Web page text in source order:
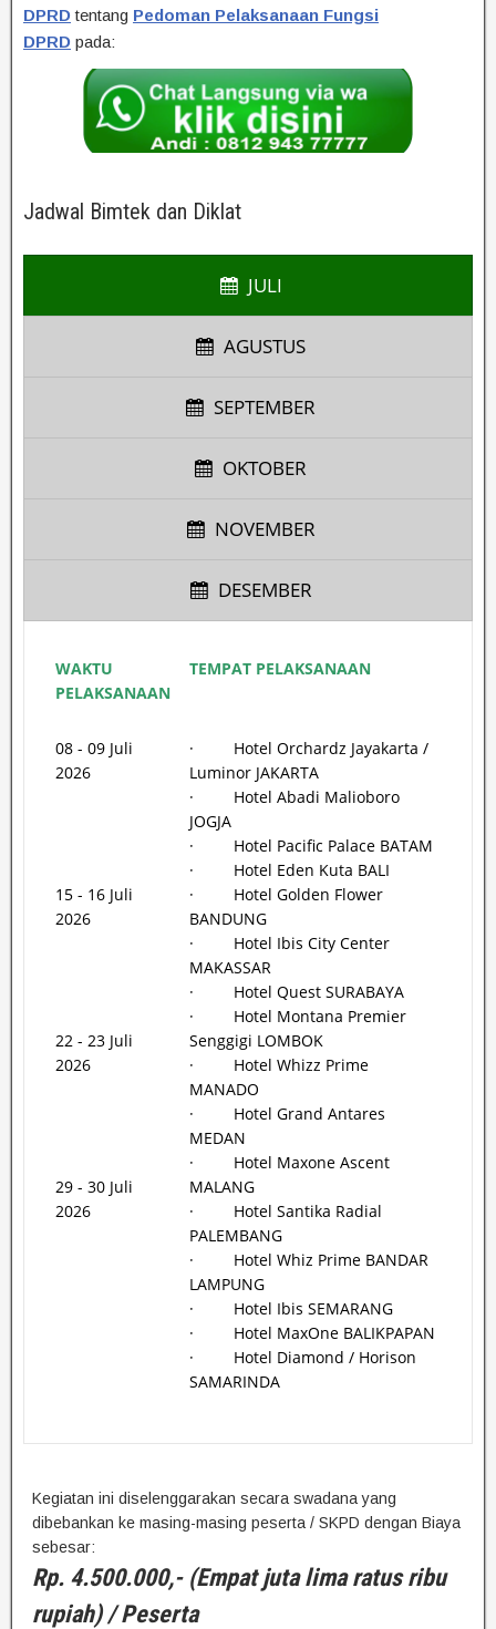
DPRD tentang Pedoman Pelaksanaan Fungsi
DPRD pada:
Jadwal Bimtek dan Diklat
JULI
AGUSTUS
SEPTEMBER
OKTOBER
NOVEMBER
DESEMBER
WAKTU
PELAKSANAAN
TEMPAT PELAKSANAAN
08 - 09 Juli
2026
15 - 16 Juli
2026
22 - 23 Juli
2026
29 - 30 Juli
2026
· Hotel Orchardz Jayakarta /
Luminor JAKARTA
· Hotel Abadi Malioboro
JOGJA
· Hotel Pacific Palace BATAM
· Hotel Eden Kuta BALI
· Hotel Golden Flower
BANDUNG
· Hotel Ibis City Center
MAKASSAR
· Hotel Quest SURABAYA
· Hotel Montana Premier
Senggigi LOMBOK
· Hotel Whizz Prime
MANADO
· Hotel Grand Antares
MEDAN
· Hotel Maxone Ascent
MALANG
· Hotel Santika Radial
PALEMBANG
· Hotel Whiz Prime BANDAR
LAMPUNG
· Hotel Ibis SEMARANG
· Hotel MaxOne BALIKPAPAN
· Hotel Diamond / Horison
SAMARINDA
Kegiatan ini diselenggarakan secara swadana yang
dibebankan ke masing-masing peserta / SKPD dengan Biaya
sebesar:
Rp. 4.500.000,- (Empat juta lima ratus ribu
rupiah) / Peserta